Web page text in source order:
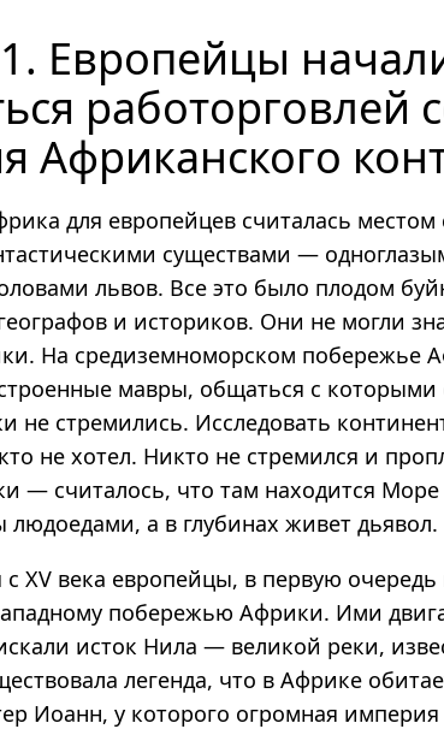
Европейцы
работорговлей
Африканского
для европейцев считалась
существами —
львов. Все это было плодом
и историков. Они не могли
На средиземноморском побережье
мавры, общаться с которыми
не стремились. Исследовать
не хотел. Никто не стремился и
— считалось, что там находится Море
людоедами, а в глубинах живет дьявол.
XV века европейцы, в первую очередь
побережью Африки. Ими
исток Нила — великой реки,
легенда, что в Африке
Иоанн, у которого огромная империя